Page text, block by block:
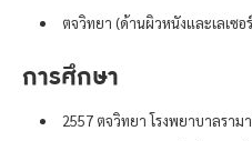
ตจวิทยา (ด้านผิวหนังและเลเซอ
การศึกษา
2557 ตจวิทยา โรงพยาบาลรา